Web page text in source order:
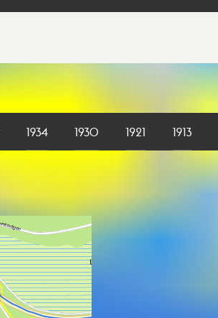
1934 1930 1921 1913